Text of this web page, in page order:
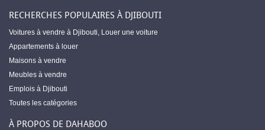
RECHERCHES POPULAIRES À DJIBOUTI
Voitures à vendre à Djibouti, Louer une voiture
Appartements à louer
Maisons à vendre
Meubles à vendre
Emplois à Djibouti
Toutes les catégories
À PROPOS DE DAHABOO